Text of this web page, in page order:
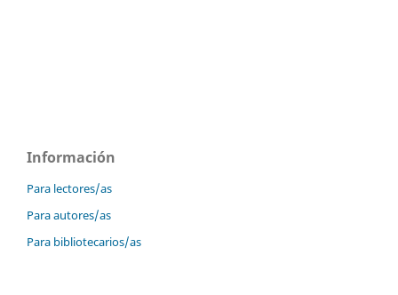
Información
Para lectores/as
Para autores/as
Para bibliotecarios/as